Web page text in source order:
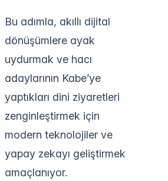
Bu adımla, akıllı dijital
dönüşümlere ayak
uydurmak ve hacı
adaylarının Kabe’ye
yaptıkları dini ziyaretleri
zenginleştirmek için
modern teknolojiler ve
yapay zekayı geliştirmek
amaçlanıyor.